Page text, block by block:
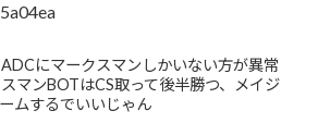
にマークスマンしかいない方が異常
マンBOTはCS取って後半勝つ、メイジ
ムするでいいじゃん